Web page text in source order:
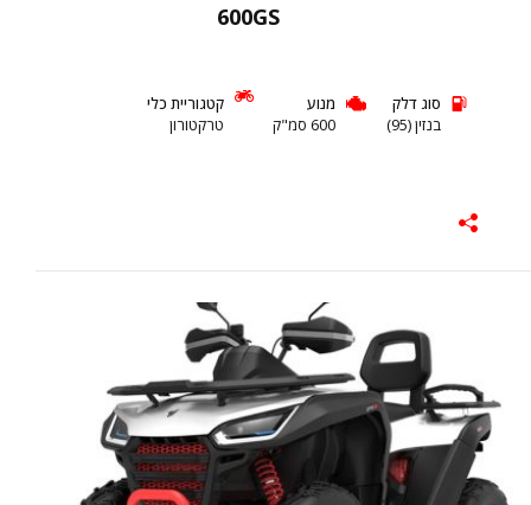
600GS
סוג דלק
בנזין (95)
מנוע
600 סמ"ק
קטגוריית כלי
טרקטורון